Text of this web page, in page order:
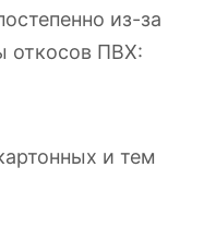
из-за
откосов ПВХ:
и тем